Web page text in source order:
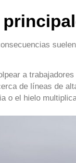
a
de líneas de
o el hielo